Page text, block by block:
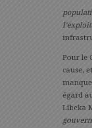
Pour le
cause,
égard
Libeka